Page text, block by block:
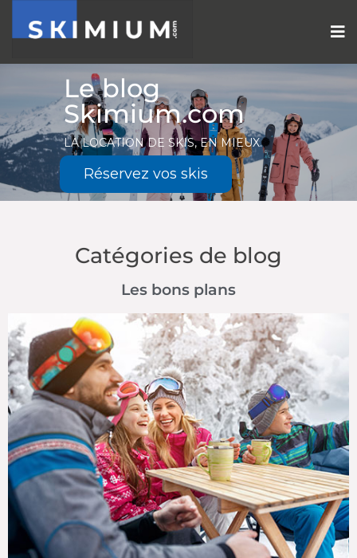
Le blog
Skimium.com
LA LOCATION DE SKIS, EN MIEUX.
Réservez vos skis
Catégories de blog
Les bons plans